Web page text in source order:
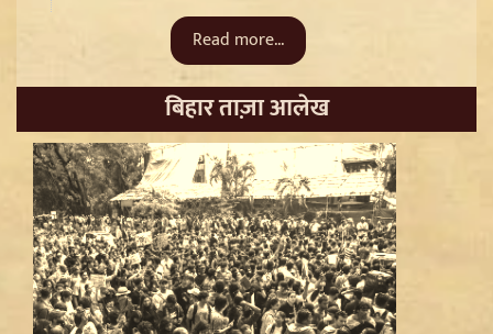
Pappu Yadav और Rahul Gandhi की बढ़ी मुश्किलें,
Parliament में संतों का वेश धरने पर Varanasi में FIR की मांग
Read more...
बिहार ताज़ा आलेख